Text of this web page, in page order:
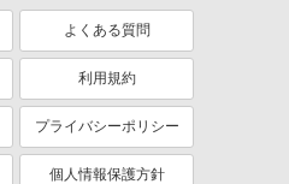
よくある質問
利用規約
プライバシーポリシー
個人情報保護方針